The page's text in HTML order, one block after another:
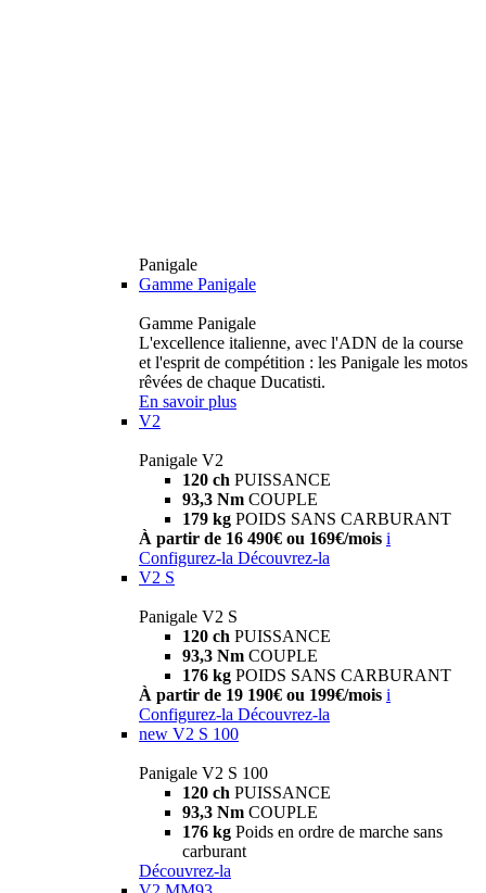
Panigale
Gamme Panigale
Gamme Panigale
L'excellence italienne, avec l'ADN de la course
et l'esprit de compétition : les Panigale les motos
rêvées de chaque Ducatisti.
En savoir plus
V2
Panigale V2
120 ch PUISSANCE
93,3 Nm COUPLE
179 kg POIDS SANS CARBURANT
À partir de 16 490€ ou 169€/mois i
Configurez-la Découvrez-la
V2 S
Panigale V2 S
120 ch PUISSANCE
93,3 Nm COUPLE
176 kg POIDS SANS CARBURANT
À partir de 19 190€ ou 199€/mois i
Configurez-la Découvrez-la
new V2 S 100
Panigale V2 S 100
120 ch PUISSANCE
93,3 Nm COUPLE
176 kg Poids en ordre de marche sans
carburant
Découvrez-la